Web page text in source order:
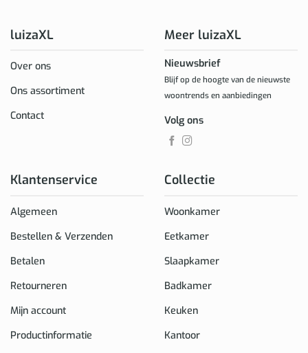
luizaXL
Over ons
Ons assortiment
Contact
Klantenservice
Algemeen
Bestellen & Verzenden
Betalen
Retourneren
Mijn account
Productinformatie
Collectie
Woonkamer
Eetkamer
Slaapkamer
Badkamer
Keuken
Kantoor
Meer luizaXL
Nieuwsbrief
Blijf op de hoogte van de nieuwste
woontrends en aanbiedingen
Volg ons